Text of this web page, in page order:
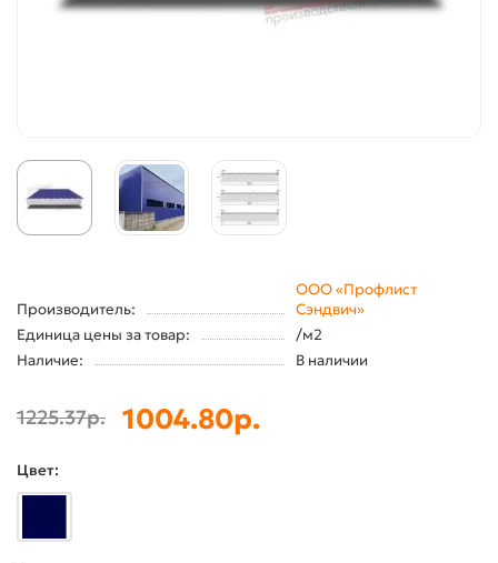
Производитель:
ООО «Профлист
Сэндвич»
Единица цены за товар:
/м2
Наличие:
В наличии
1225.37р. 1004.80р.
Цвет: